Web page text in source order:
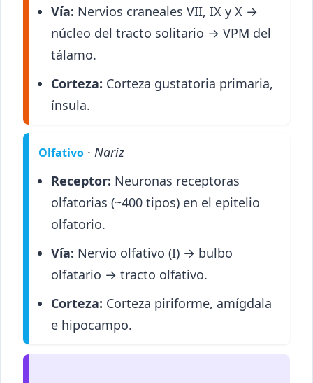
Vía: Nervios craneales VII, IX y X →
núcleo del tracto solitario → VPM del
tálamo.
Corteza: Corteza gustatoria primaria,
ínsula.
Olfativo · Nariz
Receptor: Neuronas receptoras
olfatorias (~400 tipos) en el epitelio
olfatorio.
Vía: Nervio olfativo (I) → bulbo
olfatario → tracto olfativo.
Corteza: Corteza piriforme, amígdala
e hipocampo.